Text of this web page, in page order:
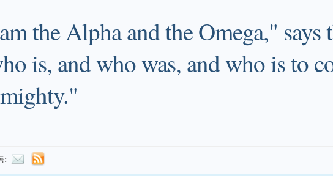
the Alpha and the Omega,"
is, and who was, and who is to
: